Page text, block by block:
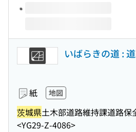
いばらきの道 :
紙 地図
茨城県土木部道路維持課道路保
<YG29-Z-4086>